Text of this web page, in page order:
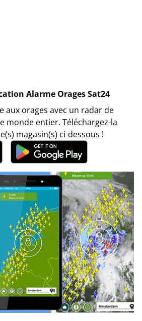
Alarme Orages Sat24
aux orages avec un radar de
monde entier. Téléchargez-la
magasin(s) ci-dessous !